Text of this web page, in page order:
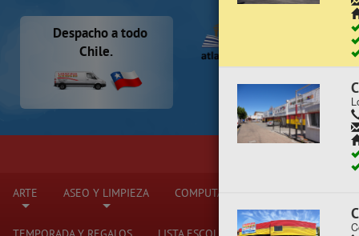
Despacho a todo
Chile.
¡ YA
ARTE ASEO Y LIMPIEZA
+
COMPUTACIÓN Y ELECTRÓNICA